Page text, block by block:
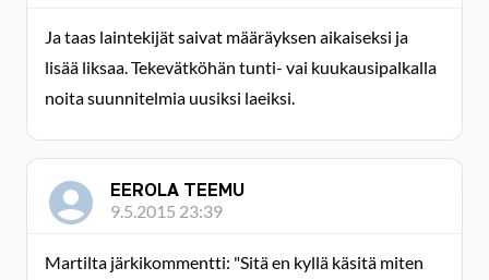
Ja taas laintekijät saivat määräyksen aikaiseksi ja
lisää liksaa. Tekevätköhän tunti- vai kuukausipalkalla
noita suunnitelmia uusiksi laeiksi.
EEROLA TEEMU
9.5.2015 23:39
Martilta järkikommentti: "Sitä en kyllä käsitä miten